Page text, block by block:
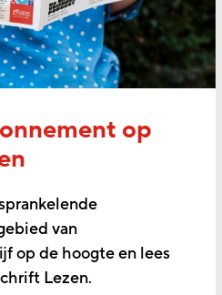
op
van
op de hoogte en lees
Lezen.